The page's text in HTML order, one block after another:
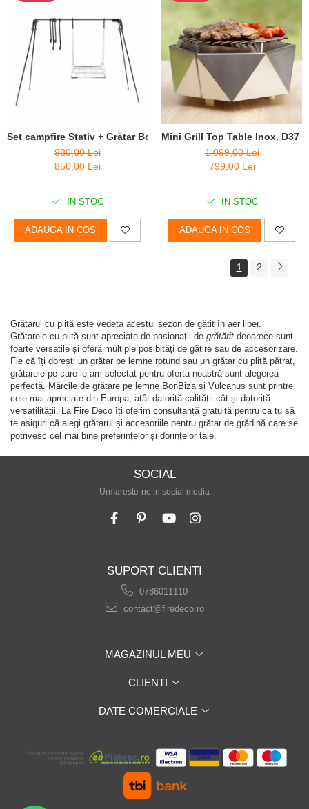
Set campfire Stativ + Grătar BonBridge
980,00 Lei
850,00 Lei
IN STOC
ADAUGA IN COS
Mini Grill Top Table Inox. D37
1.099,00 Lei
799,00 Lei
IN STOC
ADAUGA IN COS
1 2
Grătarul cu plită este vedeta acestui sezon de gătit în aer liber.
Grătarele cu plită sunt apreciate de pasionații de grătărit deoarece sunt
foarte versatile și oferă multiple posibități de gătire sau de accesorizare.
Fie că îți dorești un grătar pe lemne rotund sau un grătar cu plită pătrat,
grătarele pe care le-am selectat pentru oferta noastră sunt alegerea
perfectă. Mărcile de grătare pe lemne BonBiza și Vulcanus sunt printre
cele mai apreciate din Europa, atât datorită calității cât și datorită
versatilității. La Fire Deco îți oferim consultanță gratuită pentru ca tu să
te asiguri că alegi grătarul și accesoriile pentru grătar de grădină care se
potrivesc cel mai bine preferințelor și dorințelor tale.
SOCIAL
Urmareste-ne in social media
SUPORT CLIENTI
0786011110
contact@firedeco.ro
MAGAZINUL MEU
CLIENTI
DATE COMERCIALE